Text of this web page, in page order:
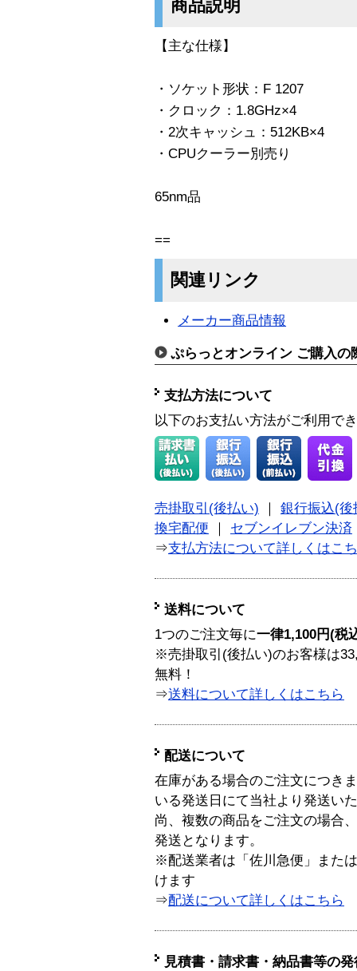
商品説明
【主な仕様】
・ソケット形状：F 1207
・クロック：1.8GHz×4
・2次キャッシュ：512KB×4
・CPUクーラー別売り
65nm品
==
関連リンク
メーカー商品情報
ぷらっとオンライン ご購入の
支払方法について
以下のお支払い方法がご利用で
売掛取引(後払い)
銀行振込(後
換宅配便
セブンイレブン決済
⇒支払方法について詳しくはこ
送料について
1つのご注文毎に一律1,100円(税
※売掛取引(後払い)のお客様は
無料！
⇒送料について詳しくはこちら
配送について
在庫がある場合のご注文につき
いる発送日にて当社より発送い
尚、複数の商品をご注文の場合
発送となります。
※配送業者は「佐川急便」また
けます
⇒配送について詳しくはこちら
見積書・請求書・納品書等の